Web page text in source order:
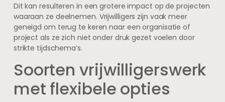
Dit kan resulteren in een grotere impact op de projecten
waaraan ze deelnemen. Vrijwilligers zijn vaak meer
geneigd om terug te keren naar een organisatie of
project als ze zich niet onder druk gezet voelen door
strikte tijdschema’s.
Soorten vrijwilligerswerk
met flexibele opties